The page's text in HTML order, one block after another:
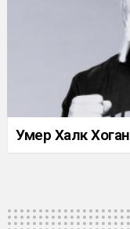
Умер Халк Хоган